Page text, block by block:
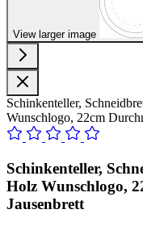
View larger image
Schinkenteller,
Wunschlogo, 22cm
Schinkenteller,
Holz Wunschlogo,
Jausenbrett